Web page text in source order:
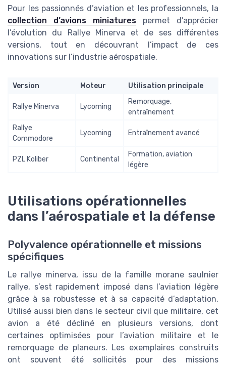
Pour les passionnés d’aviation et les professionnels, la
collection d’avions miniatures permet d’apprécier
l’évolution du Rallye Minerva et de ses différentes
versions, tout en découvrant l’impact de ces
innovations sur l’industrie aérospatiale.
Version Moteur Utilisation principale
Rallye Minerva Lycoming
Remorquage,
entraînement
Rallye
Commodore
Lycoming Entraînement avancé
PZL Koliber Continental
Formation, aviation
légère
Utilisations opérationnelles
dans l’aérospatiale et la défense
Polyvalence opérationnelle et missions
spécifiques
Le rallye minerva, issu de la famille morane saulnier
rallye, s’est rapidement imposé dans l’aviation légère
grâce à sa robustesse et à sa capacité d’adaptation.
Utilisé aussi bien dans le secteur civil que militaire, cet
avion a été décliné en plusieurs versions, dont
certaines optimisées pour l’aviation militaire et le
remorquage de planeurs. Les exemplaires construits
ont souvent été sollicités pour des missions